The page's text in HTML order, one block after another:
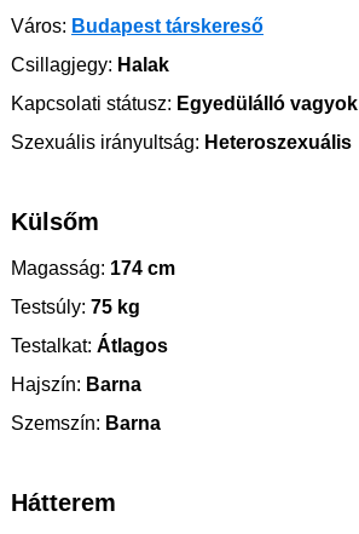
Város: Budapest társkereső
Csillagjegy: Halak
Kapcsolati státusz: Egyedülálló vagyok
Szexuális irányultság: Heteroszexuális
Külsőm
Magasság: 174 cm
Testsúly: 75 kg
Testalkat: Átlagos
Hajszín: Barna
Szemszín: Barna
Hátterem